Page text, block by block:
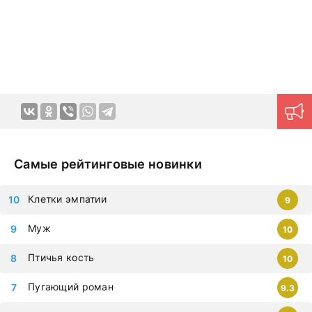
Самые рейтинговые новинки
Пугающий роман 9.3
Птичья кость 10
Муж 10
Клетки эмпатии 9